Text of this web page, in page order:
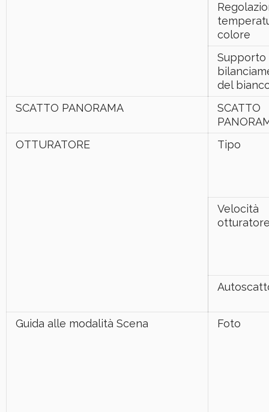
colore
Supporto
del
SCATTO PANORAMA
SCATTO
OTTURATORE
Tipo
Velocità
Guida alle modalità Scena Foto